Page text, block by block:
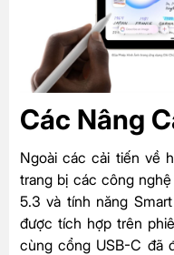
Các Nâng
Ngoài các cải tiến về
trang bị các công
5.3 và tính năng
được tích hợp trên
cùng cổng USB-C đã